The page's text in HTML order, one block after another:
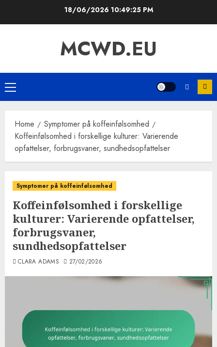
18/06/2026 10:49:26 PM
MCWD.EU
Primary
Menu
Home
Symptomer på koffeinfølsomhed
Koffeinfølsomhed i forskellige kulturer: Varierende
opfattelser, forbrugsvaner, sundhedsopfattelser
Symptomer på koffeinfølsomhed
Koffeinfølsomhed i forskellige
kulturer: Varierende opfattelser,
forbrugsvaner,
sundhedsopfattelser
CLARA ADAMS 27/02/2026